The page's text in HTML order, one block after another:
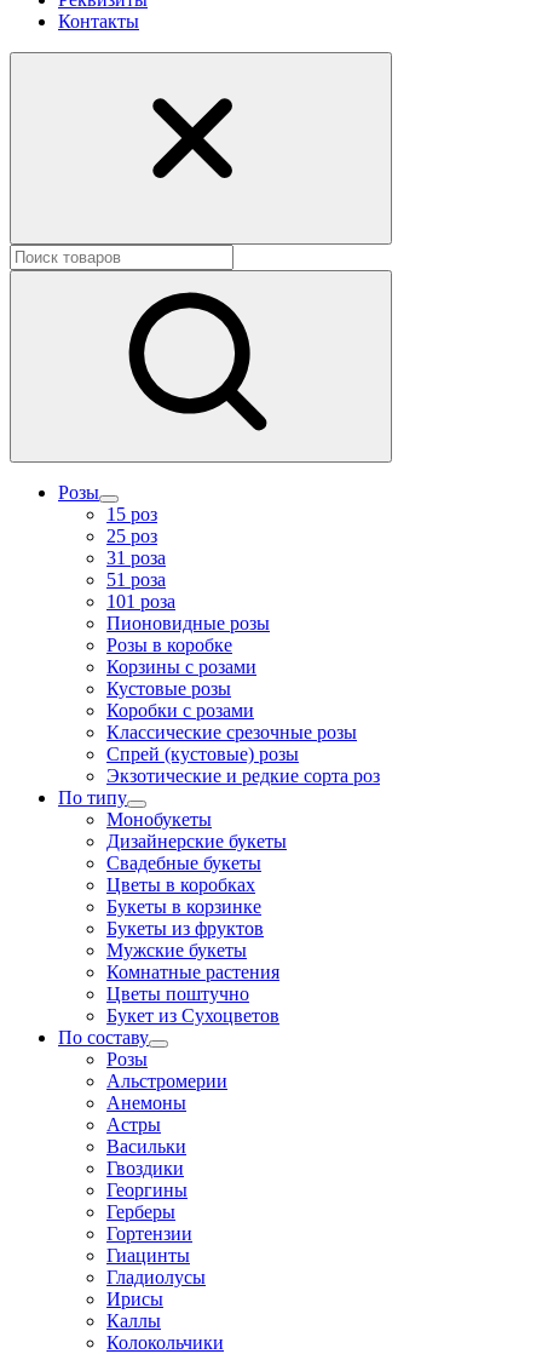
Контакты
Розы
15 роз
25 роз
31 роза
51 роза
101 роза
Пионовидные розы
Розы в коробке
Корзины с розами
Кустовые розы
Коробки с розами
Классические срезочные розы
Спрей (кустовые) розы
Экзотические и редкие сорта роз
По типу
Монобукеты
Дизайнерские букеты
Свадебные букеты
Цветы в коробках
Букеты в корзинке
Букеты из фруктов
Мужские букеты
Комнатные растения
Цветы поштучно
Букет из Сухоцветов
По составу
Розы
Альстромерии
Анемоны
Астры
Васильки
Гвоздики
Георгины
Герберы
Гортензии
Гиацинты
Гладиолусы
Ирисы
Каллы
Колокольчики